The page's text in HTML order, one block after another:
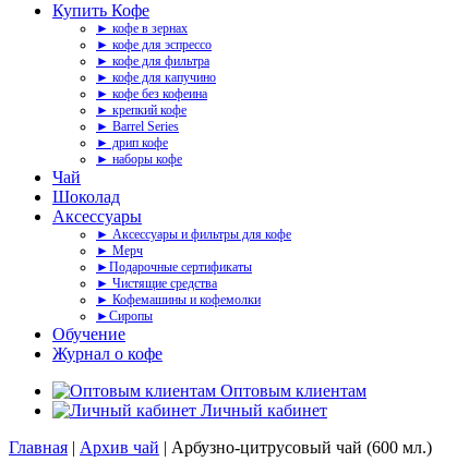
Купить Кофе
► кофе в зернах
► кофе для эспрессо
► кофе для фильтра
► кофе для капучино
► кофе без кофеина
► крепкий кофе
► Barrel Series
► дрип кофе
► наборы кофе
Чай
Шоколад
Аксессуары
► Аксессуары и фильтры для кофе
► Мерч
►Подарочные сертификаты
► Чистящие средства
► Кофемашины и кофемолки
►Сиропы
Обучение
Журнал о кофе
Оптовым клиентам
Личный кабинет
Главная | Архив чай | Арбузно-цитрусовый чай (600 мл.)